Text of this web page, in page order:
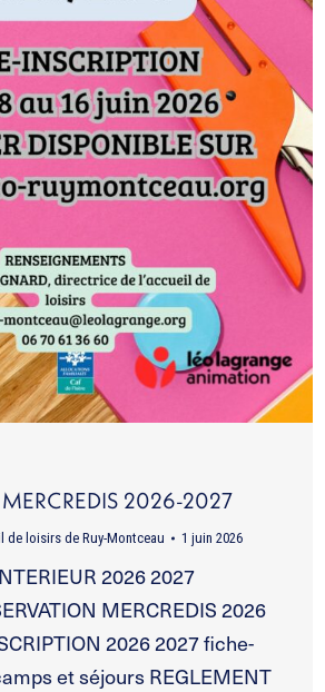
MERCREDIS 2026-2027
de loisirs de Ruy-Montceau 1 juin 2026
2026 2027
MERCREDIS 2026
2026 2027 fiche-
et séjours REGLEMENT